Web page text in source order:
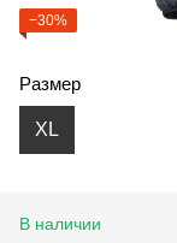
−30%
Размер
XL
В наличии